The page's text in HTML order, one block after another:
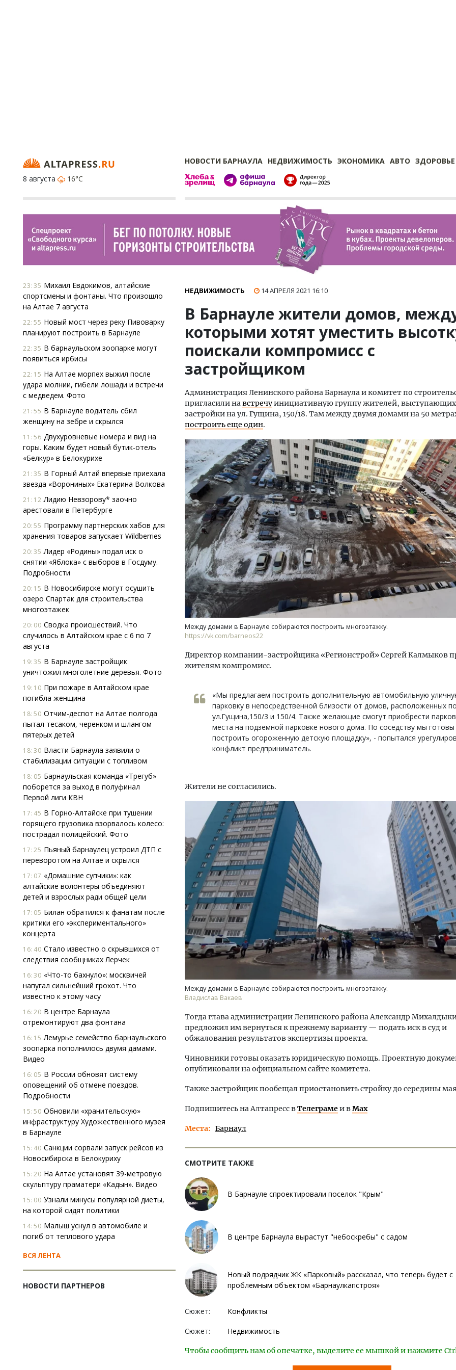
НОВОСТИ БАРНАУЛА НЕДВИЖИМОСТЬ ЭКОНОМИКА АВТО ЗДОРОВЬЕ
8 августа
16°C
23:35 Михаил Евдокимов, алтайские
спортсмены и фонтаны. Что произошло
на Алтае 7 августа
22:55 Новый мост через реку Пивоварку
планируют построить в Барнауле
22:35 В барнаульском зоопарке могут
появиться ирбисы
22:15 На Алтае морпех выжил после
удара молнии, гибели лошади и встречи
с медведем. Фото
21:55 В Барнауле водитель сбил
женщину на зебре и скрылся
11:56 Двухуровневые номера и вид на
горы. Каким будет новый бутик-отель
«Белкур» в Белокурихе
21:35 В Горный Алтай впервые приехала
звезда «Ворониных» Екатерина Волкова
21:12 Лидию Невзорову* заочно
арестовали в Петербурге
20:55 Программу партнерских хабов для
хранения товаров запускает Wildberries
20:35 Лидер «Родины» подал иск о
снятии «Яблока» с выборов в Госдуму.
Подробности
20:15 В Новосибирске могут осушить
озеро Спартак для строительства
многоэтажек
20:00 Сводка происшествий. Что
случилось в Алтайском крае с 6 по 7
августа
19:35 В Барнауле застройщик
уничтожил многолетние деревья. Фото
19:10 При пожаре в Алтайском крае
погибла женщина
18:50 Отчим-деспот на Алтае полгода
пытал тесаком, черенком и шлангом
пятерых детей
18:30 Власти Барнаула заявили о
стабилизации ситуации с топливом
18:05 Барнаульская команда «Трегуб»
поборется за выход в полуфинал
Первой лиги КВН
17:45 В Горно-Алтайске при тушении
горящего грузовика взорвалось колесо:
пострадал полицейский. Фото
17:25 Пьяный барнаулец устроил ДТП с
переворотом на Алтае и скрылся
17:07 «Домашние супчики»: как
алтайские волонтеры объединяют
детей и взрослых ради общей цели
17:05 Билан обратился к фанатам после
критики его «экспериментального»
концерта
16:40 Стало известно о скрывшихся от
следствия сообщниках Лерчек
16:30 «Что-то бахнуло»: москвичей
напугал сильнейший грохот. Что
известно к этому часу
16:20 В центре Барнаула
отремонтируют два фонтана
16:15 Лемурье семейство барнаульского
зоопарка пополнилось двумя дамами.
Видео
16:05 В России обновят систему
оповещений об отмене поездов.
Подробности
15:50 Обновили «хранительскую»
инфраструктуру Художественного музея
в Барнауле
15:40 Санкции сорвали запуск рейсов из
Новосибирска в Белокуриху
15:20 На Алтае установят 39-метровую
скульптуру праматери «Кадын». Видео
15:00 Узнали минусы популярной диеты,
на которой сидят политики
14:50 Малыш уснул в автомобиле и
погиб от теплового удара
ВСЯ ЛЕНТА
НОВОСТИ ПАРТНЕРОВ
НЕДВИЖИМОСТЬ 14 АПРЕЛЯ 2021 16:10
В Барнауле жители домов,
которыми хотят уместить
поискали компромисс с
застройщиком
Администрация Ленинского района Барнаула и комитет по
пригласили навстречуинициативную группу жителей,
застройки на ул. Гущина, 150/18. Там между двумя домами на 50
построить еще один.
Между домами в Барнауле собираются построить многоэтажку.
https://vk.com/barneos22
Директор компании-застройщика «Регионстрой» Сергей Калмыков
жителям компромисс.
«Мы предлагаем построить дополнительную автомобильную
парковку в непосредственной близости от домов, расположенных по
ул.Гущина,150/3 и 150/4. Также желающие смогут приобрести
места на подземной парковке нового дома. По соседству мы готовы
построить огороженную детскую площадку», - попытался
конфликт предприниматель.
Жители не согласились.
Между домами в Барнауле собираются построить многоэтажку.
Владислав Вакаев
Тогда глава администрации Ленинского района Александр
предложил им вернуться к прежнему варианту — подать иск в суд и
обжалования результатов экспертизы проекта.
Чиновники готовы оказать юридическую помощь. Проектную
опубликовали на официальном сайте комитета.
Также застройщик пообещал приостановить стройку до середины
Подпишитесь на Алтапресс вТелеграмеи вMax
Места Барнаул
СМОТРИТЕ ТАКЖЕ
В Барнауле спроектировали поселок "Крым"
В центре Барнаула вырастут "небоскребы" с садом
Новый подрядчик ЖК «Парковый» рассказал, что теперь будет с
проблемным объектом «Барнаулкапстроя»
Сюжет: Конфликты
Сюжет: Недвижимость
Чтобы сообщить нам об опечатке, выделите ее мышкой и нажмите
Ищем новые берега. Гендиректор
«Жилищной инициативы» Юрий
Гатилов — о том, как девелоперу
оставаться на плаву, когда рынок
штормит
СТРОИТЕЛЬСТВО
Смелость архитектурных
Генеральный директор
ЗИАС — об эстетике
трендах в фасадах и
СТРОИТЕЛЬСТВО